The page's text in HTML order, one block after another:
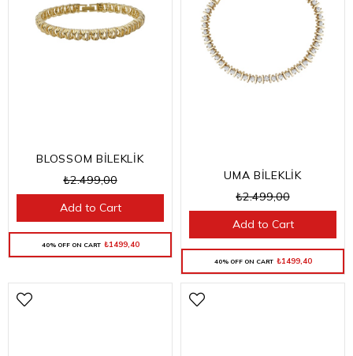
BLOSSOM BİLEKLİK
₺2.499,00
40% OFF ON CART ₺1499,40
Add to Cart
UMA BİLEKLİK
₺2.499,00
40% OFF ON CART ₺1499,40
Add to Cart